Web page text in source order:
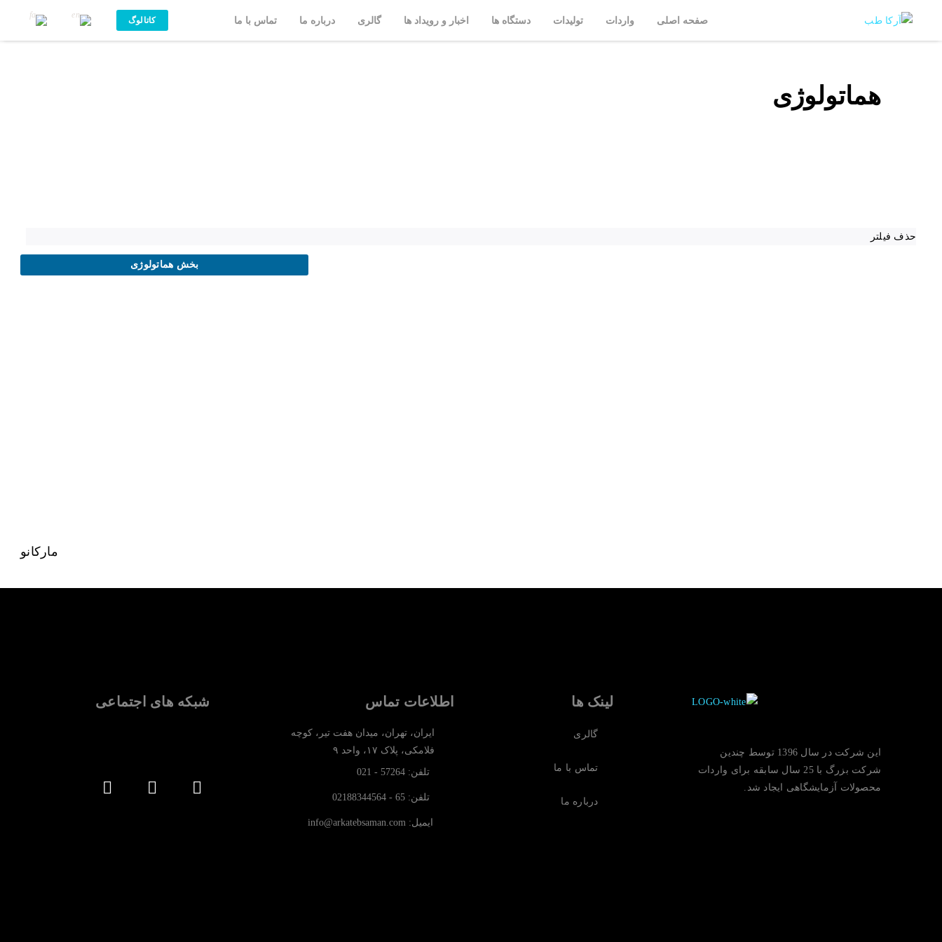
صفحه اصلی واردات تولیدات دستگاه ها اخبار و رویداد ها گالری درباره ما تماس با ما کاتالوگ
هماتولوژی
حذف فیلتر
بخش هماتولوژی
مارکانو
این شرکت در سال 1396 توسط چندین
شرکت بزرگ با 25 سال سابقه برای واردات
محصولات آزمایشگاهی ایجاد شد.
لینک ها
گالری
تماس با ما
درباره ما
اطلاعات تماس
ایران، تهران، میدان هفت تیر، کوچه
فلامکی، پلاک ۱۷، واحد ۹
تلفن: 57264 - 021
تلفن: 65 - 02188344564
ایمیل: info@arkatebsaman.com
شبکه های اجتماعی